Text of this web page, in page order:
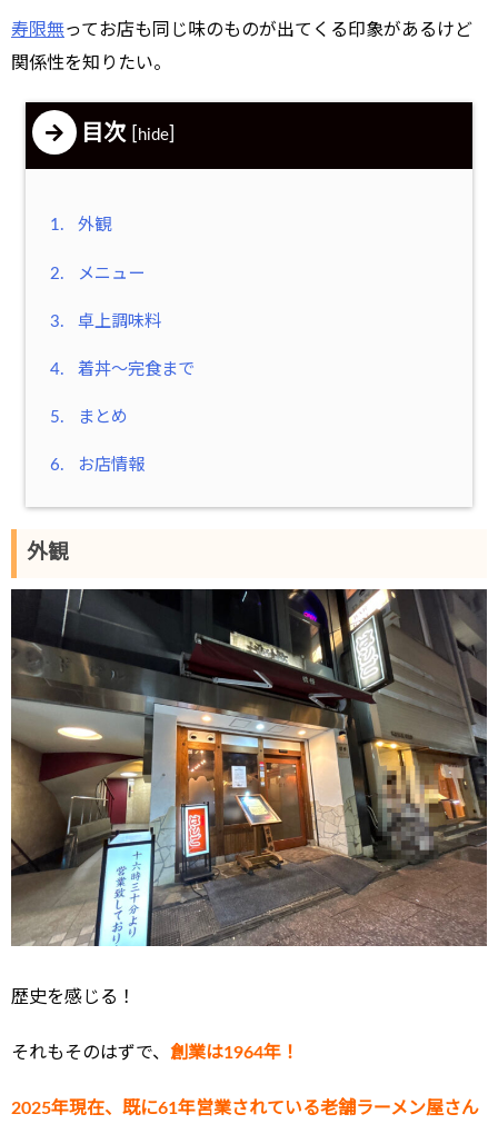
寿限無ってお店も同じ味のものが出てくる印象があるけど
関係性を知りたい。
目次 hide
1. 外観
2. メニュー
3. 卓上調味料
4. 着丼～完食まで
5. まとめ
6. お店情報
外観
歴史を感じる！
それもそのはずで、 創業は1964年！
2025年現在、既に61年営業されている老舗ラーメン屋さん